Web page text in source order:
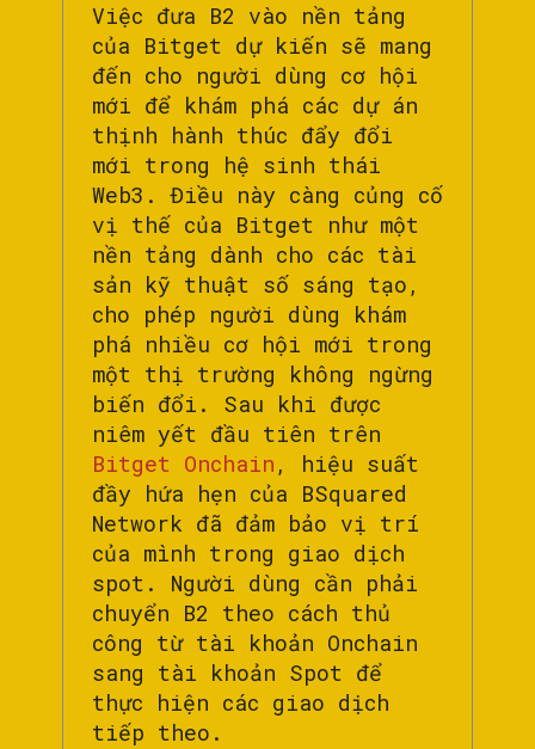
Việc đưa B2 vào nền tảng
của Bitget dự kiến sẽ mang
đến cho người dùng cơ hội
mới để khám phá các dự án
thịnh hành thúc đẩy đổi
mới trong hệ sinh thái
Web3. Điều này càng củng cố
vị thế của Bitget như một
nền tảng dành cho các tài
sản kỹ thuật số sáng tạo,
cho phép người dùng khám
phá nhiều cơ hội mới trong
một thị trường không ngừng
biến đổi. Sau khi được
niêm yết đầu tiên trên
Bitget Onchain , hiệu suất
đầy hứa hẹn của BSquared
Network đã đảm bảo vị trí
của mình trong giao dịch
spot. Người dùng cần phải
chuyển B2 theo cách thủ
công từ tài khoản Onchain
sang tài khoản Spot để
thực hiện các giao dịch
tiếp theo.